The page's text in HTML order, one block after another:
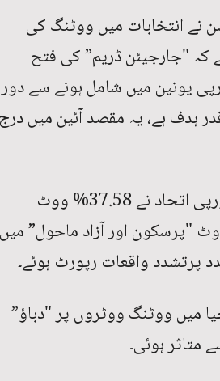
نے انتخابات میں ووٹنگ کی
"جارجیئن ڈریم” کی فتح
یونین میں شامل ہونے سے دور
ہدف ہے، یہ مقصد آئین میں درج
جارجیئن ڈریم نے 54.08% ووٹ حاصل کیے، جبکہ یورپی اتحاد نے 37.58% ووٹ
"پرسکون اور آزاد ماحول” میں
پرتشدد واقعات رپورٹ ہوئے۔
میں ووٹنگ ووٹروں پر "دباؤ”
متاثر ہوئی۔